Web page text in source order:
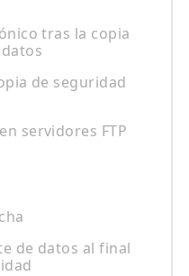
tras la copia
de seguridad
servidores FTP
de datos al final